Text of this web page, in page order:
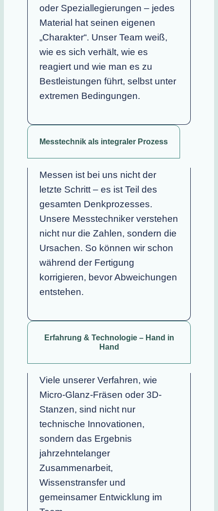
oder Speziallegierungen – jedes
Material hat seinen eigenen
„Charakter“. Unser Team weiß,
wie es sich verhält, wie es
reagiert und wie man es zu
Bestleistungen führt, selbst unter
extremen Bedingungen.
Messtechnik als integraler Prozess
Messen ist bei uns nicht der
letzte Schritt – es ist Teil des
gesamten Denkprozesses.
Unsere Messtechniker verstehen
nicht nur die Zahlen, sondern die
Ursachen. So können wir schon
während der Fertigung
korrigieren, bevor Abweichungen
entstehen.
Erfahrung & Technologie – Hand in
Hand
Viele unserer Verfahren, wie
Micro-Glanz-Fräsen oder 3D-
Stanzen, sind nicht nur
technische Innovationen,
sondern das Ergebnis
jahrzehntelanger
Zusammenarbeit,
Wissenstransfer und
gemeinsamer Entwicklung im